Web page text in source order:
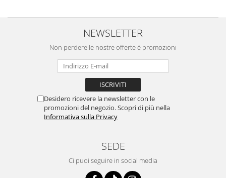
NEWSLETTER
Non perdere le nostre offerte è promozioni
Desidero ricevere la newsletter con le
promozioni del negozio. Scopri di più nella
Informativa sulla Privacy
SEDE
Ci puoi seguire in social media